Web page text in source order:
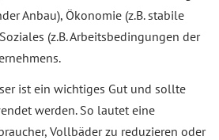
Anbau), Ökonomie (z.B. stabile
(z.B. Arbeitsbedingungen der
ist ein wichtiges Gut und sollte
werden. So lautet eine
Vollbäder zu reduzieren oder